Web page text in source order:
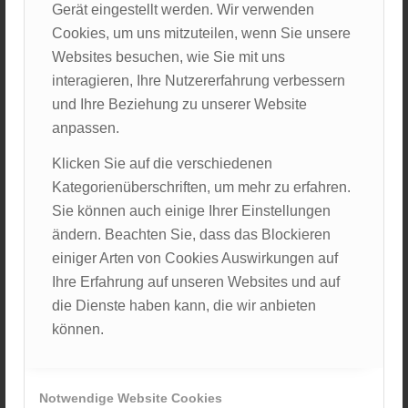
Gerät eingestellt werden. Wir verwenden
Cookies, um uns mitzuteilen, wenn Sie unsere
Websites besuchen, wie Sie mit uns
interagieren, Ihre Nutzererfahrung verbessern
und Ihre Beziehung zu unserer Website
anpassen.
Klicken Sie auf die verschiedenen
Kategorienüberschriften, um mehr zu erfahren.
Sie können auch einige Ihrer Einstellungen
ändern. Beachten Sie, dass das Blockieren
einiger Arten von Cookies Auswirkungen auf
Ihre Erfahrung auf unseren Websites und auf
die Dienste haben kann, die wir anbieten
können.
Notwendige Website Cookies
Freibadsaison. Wir entscheiden uns beim Frühstück
spontan für eine Wanderung auf den Großen Osser,
den Hausberg von Lam. Nach 600 Höhenmetern
durch den Wald erreichen wir den Tschechisch-
Deutschen Grenzpfad und kurz später den Gipfel.
Hier wartet eine wunderschöne Aussicht und das
Danach picknicken wir auf einer kleinen Lichtung im
Wald, beobachten einige, an der Bergflanke
aufsteigende, Paraglider und steigen wieder ab. Auf
dem Rückweg kommen wir an einem Kneipp-Becken
vorbei und entschließen uns spontan für eine
Abkühlung. Zuhause angekommen genießen wir kurz
die Ruhe im leeren Haus und verteilen uns in und um
das Haus, damit jede/r seiner/ihrer To-Do-Liste